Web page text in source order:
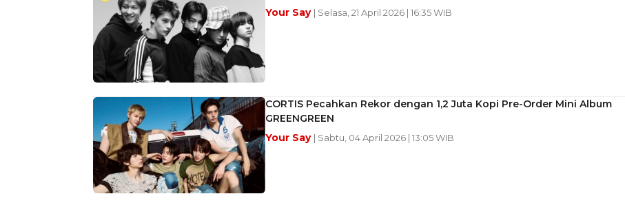
Your Say | Selasa, 21 April 2026 | 16:35 WIB
CORTIS Pecahkan Rekor dengan 1,2 Juta Kopi Pre-Order Mini Album
GREENGREEN
Your Say | Sabtu, 04 April 2026 | 13:05 WIB